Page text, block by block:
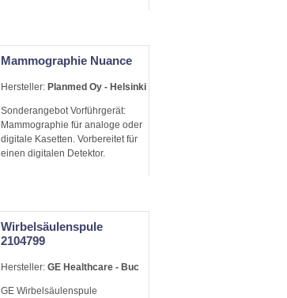
Mammographie Nuance
Hersteller: Planmed Oy - Helsinki
Sonderangebot Vorführgerät:
Mammographie für analoge oder
digitale Kasetten. Vorbereitet für
einen digitalen Detektor.
Wirbelsäulenspule
2104799
Hersteller: GE Healthcare - Buc
GE Wirbelsäulenspule